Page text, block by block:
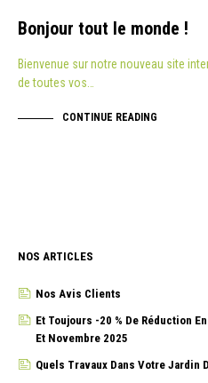
Bonjour tout le monde !
Bienvenue sur notre nouveau site
de toutes vos…
CONTINUE READING
NOS ARTICLES
Nos Avis Clients
Et Toujours -20 % De Réduction
Et Novembre 2025
Quels Travaux Dans Votre Jardin